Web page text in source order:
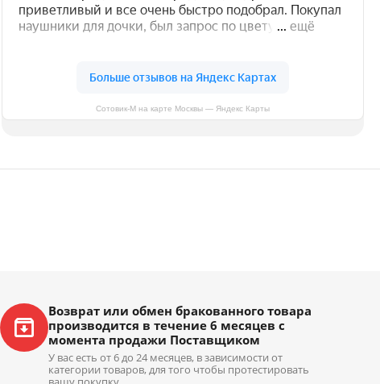
Сотовик-М на карте Москвы — Яндекс Карты
Возврат или обмен бракованного товара
производится в течение 6 месяцев с
момента продажи Поставщиком
У вас есть от 6 до 24 месяцев, в зависимости от
категории товаров, для того чтобы протестировать